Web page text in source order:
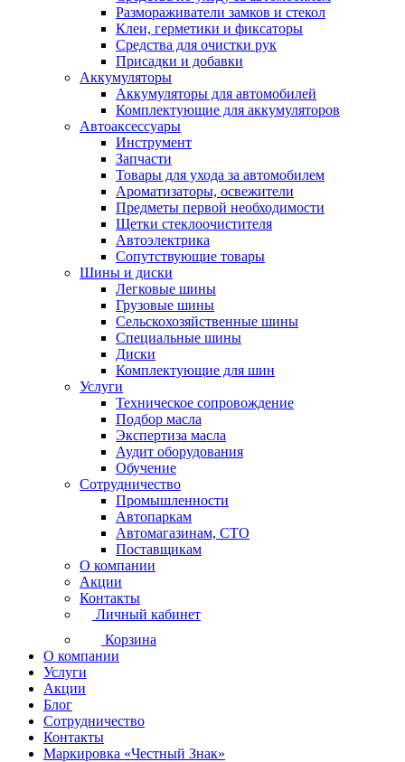
Размораживатели замков и стекол
Клеи, герметики и фиксаторы
Средства для очистки рук
Присадки и добавки
Аккумуляторы
Аккумуляторы для автомобилей
Комплектующие для аккумуляторов
Автоаксессуары
Инструмент
Запчасти
Товары для ухода за автомобилем
Ароматизаторы, освежители
Предметы первой необходимости
Щетки стеклоочистителя
Автоэлектрика
Сопутствующие товары
Шины и диски
Легковые шины
Грузовые шины
Сельскохозяйственные шины
Специальные шины
Диски
Комплектующие для шин
Услуги
Техническое сопровождение
Подбор масла
Экспертиза масла
Аудит оборудования
Обучение
Сотрудничество
Промышленности
Автопаркам
Автомагазинам, СТО
Поставщикам
О компании
Акции
Контакты
Личный кабинет
Корзина
О компании
Услуги
Акции
Блог
Сотрудничество
Контакты
Маркировка «Честный Знак»